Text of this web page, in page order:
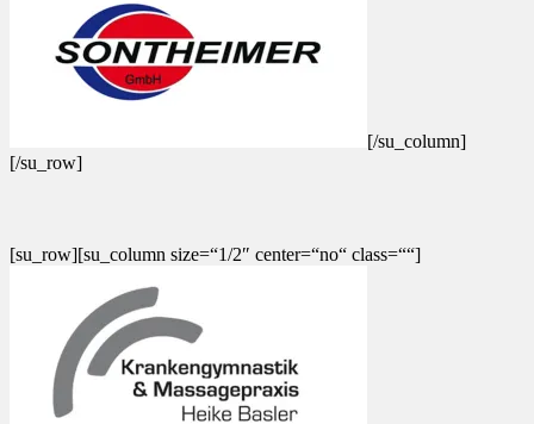
[/su_column]
[/su_row]
[su_row][su_column size=“1/2″ center=“no“ class=““]